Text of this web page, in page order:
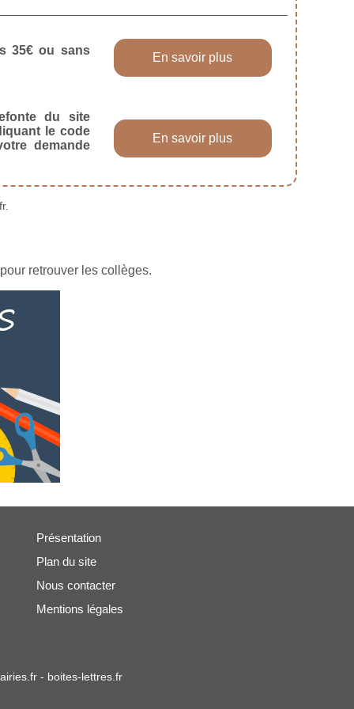
35€ ou sans
En savoir plus
du site
le code
demande
En savoir plus
retrouver les collèges.
Présentation
Plan du site
Nous contacter
Mentions légales
- boites-lettres.fr